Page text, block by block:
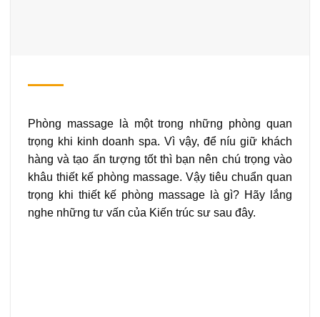
Phòng massage là một trong những phòng quan
trọng khi kinh doanh spa. Vì vậy, để níu giữ khách
hàng và tạo ấn tượng tốt thì bạn nên chú trọng vào
khâu thiết kế phòng massage. Vậy tiêu chuẩn quan
trọng khi thiết kế phòng massage là gì? Hãy lắng
nghe những tư vấn của Kiến trúc sư sau đây.